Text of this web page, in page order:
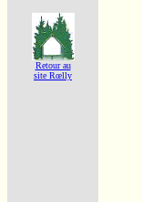
Retour au
site Rœlly